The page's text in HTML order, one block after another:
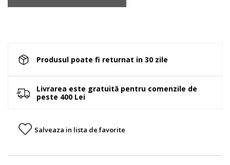
Produsul poate fi returnat in 30 zile
Livrarea este gratuită pentru comenzile de
peste 400 Lei
Salveaza in lista de favorite